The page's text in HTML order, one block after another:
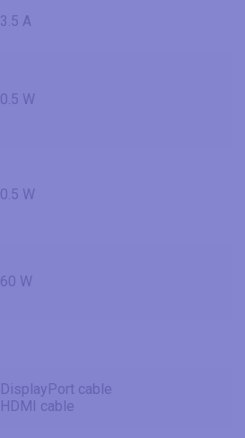
3.5 A
0.5 W
0.5 W
60 W
DisplayPort cable
HDMI cable